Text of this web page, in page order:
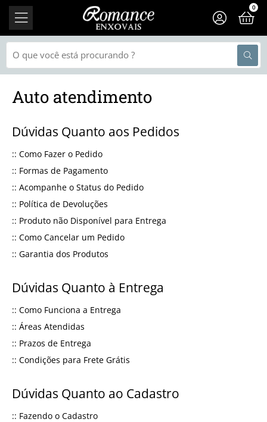
0
Auto atendimento
Dúvidas Quanto aos Pedidos
:: Como Fazer o Pedido
:: Formas de Pagamento
:: Acompanhe o Status do Pedido
:: Política de Devoluções
:: Produto não Disponível para Entrega
:: Como Cancelar um Pedido
:: Garantia dos Produtos
Dúvidas Quanto à Entrega
:: Como Funciona a Entrega
:: Áreas Atendidas
:: Prazos de Entrega
:: Condições para Frete Grátis
Dúvidas Quanto ao Cadastro
:: Fazendo o Cadastro